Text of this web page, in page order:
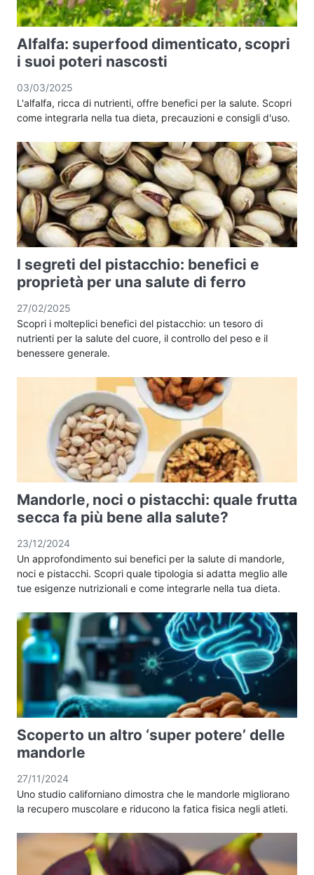
Alfalfa: superfood dimenticato, scopri
i suoi poteri nascosti
03/03/2025
L'alfalfa, ricca di nutrienti, offre benefici per la salute. Scopri
come integrarla nella tua dieta, precauzioni e consigli d'uso.
I segreti del pistacchio: benefici e
proprietà per una salute di ferro
27/02/2025
Scopri i molteplici benefici del pistacchio: un tesoro di
nutrienti per la salute del cuore, il controllo del peso e il
benessere generale.
Mandorle, noci o pistacchi: quale frutta
secca fa più bene alla salute?
23/12/2024
Un approfondimento sui benefici per la salute di mandorle,
noci e pistacchi. Scopri quale tipologia si adatta meglio alle
tue esigenze nutrizionali e come integrarle nella tua dieta.
Scoperto un altro ‘super potere’ delle
mandorle
27/11/2024
Uno studio californiano dimostra che le mandorle migliorano
la recupero muscolare e riducono la fatica fisica negli atleti.